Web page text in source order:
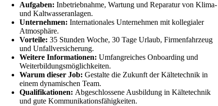
Aufgaben: Inbetriebnahme, Wartung und Reparatur von Klima-
und Kaltwasseranlagen.
Unternehmen: Internationales Unternehmen mit kollegialer
Atmosphäre.
Vorteile: 35 Stunden Woche, 30 Tage Urlaub, Firmenfahrzeug
und Unfallversicherung.
Weitere Informationen: Umfangreiches Onboarding und
Weiterbildungsmöglichkeiten.
Warum dieser Job: Gestalte die Zukunft der Kältetechnik in
einem dynamischen Team.
Qualifikationen: Abgeschlossene Ausbildung in Kältetechnik
und gute Kommunikationsfähigkeiten.